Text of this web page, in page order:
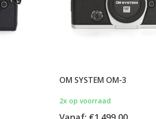
OM SYSTEM OM-3
2x op voorraad